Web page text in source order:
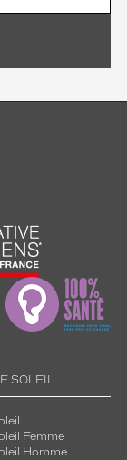
SOLEIL
Femme
Homme